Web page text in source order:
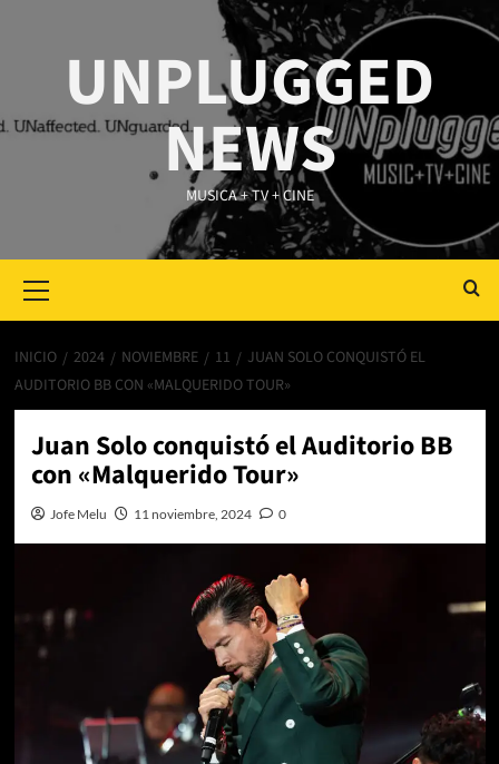
UNPLUGGED
NEWS
MUSICA + TV + CINE
Menu
INICIO 2024 NOVIEMBRE 11
JUAN SOLO CONQUISTÓ EL
AUDITORIO BB CON «MALQUERIDO TOUR»
Juan Solo conquistó el Auditorio BB
con «Malquerido Tour»
Jofe Melu 11 noviembre, 2024 0